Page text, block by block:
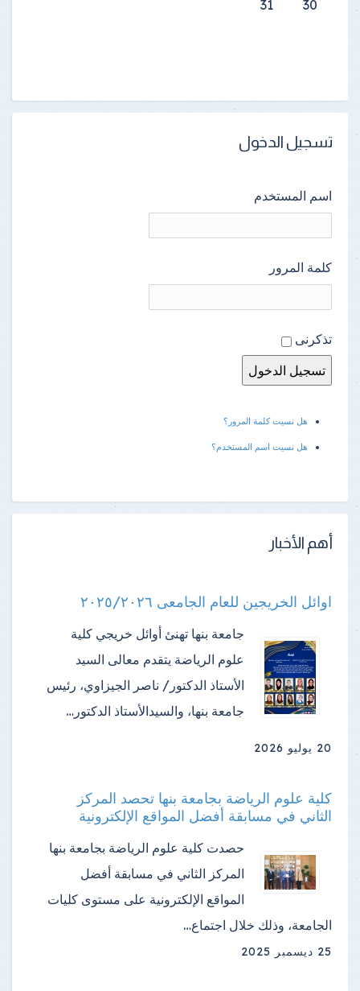
30
31
تسجيل الدخول
اسم المستخدم
كلمة المرور
تذكرنى
هل نسيت كلمة المرور؟
هل نسيت اسم المستخدم؟
أهم الأخبار
اوائل الخريجين للعام الجامعى ٢٠٢٥/٢٠٢٦
جامعة بنها تهنئ أوائل خريجي كلية
علوم الرياضة ​يتقدم معالى السيد
الأستاذ الدكتور/ ناصر الجيزاوي، رئيس
جامعة بنها، والسيدالأستاذ الدكتور…
20 يوليو 2026
كلية علوم الرياضة بجامعة بنها تحصد المركز
الثاني في مسابقة أفضل المواقع الإلكترونية
حصدت كلية علوم الرياضة بجامعة بنها
المركز الثاني في مسابقة أفضل
المواقع الإلكترونية على مستوى كليات
الجامعة، وذلك خلال اجتماع…
25 ديسمبر 2025